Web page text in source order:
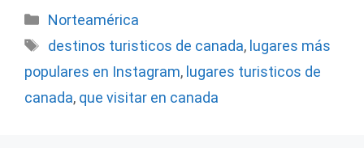
Categorías
Norteamérica
Etiquetas
destinos turisticos de canada, lugares más
populares en Instagram, lugares turisticos de
canada, que visitar en canada